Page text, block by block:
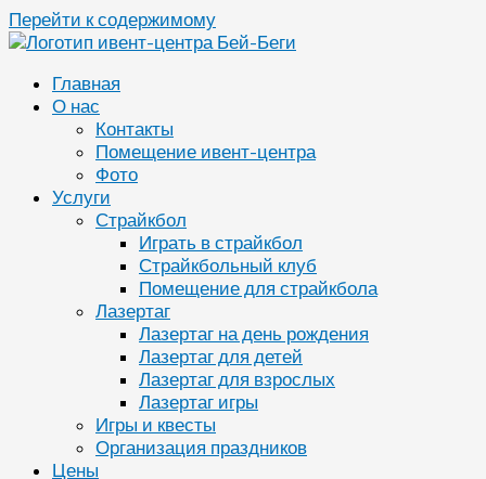
Перейти к содержимому
Главная
О нас
Контакты
Помещение ивент-центра
Фото
Услуги
Страйкбол
Играть в страйкбол
Страйкбольный клуб
Помещение для страйкбола
Лазертаг
Лазертаг на день рождения
Лазертаг для детей
Лазертаг для взрослых
Лазертаг игры
Игры и квесты
Организация праздников
Цены